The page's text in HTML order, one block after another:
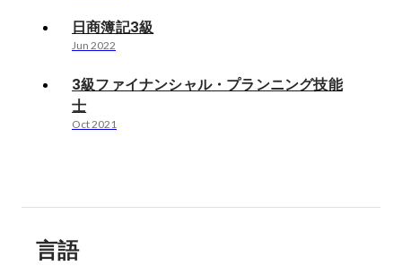
日商簿記3級
Jun 2022
3級ファイナンシャル・プランニング技能
士
Oct 2021
言語